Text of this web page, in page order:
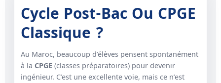
Cycle Post-Bac Ou CPGE
Classique ?
Au Maroc, beaucoup d’élèves pensent spontanément
à la CPGE (classes préparatoires) pour devenir
ingénieur. C’est une excellente voie, mais ce n’est